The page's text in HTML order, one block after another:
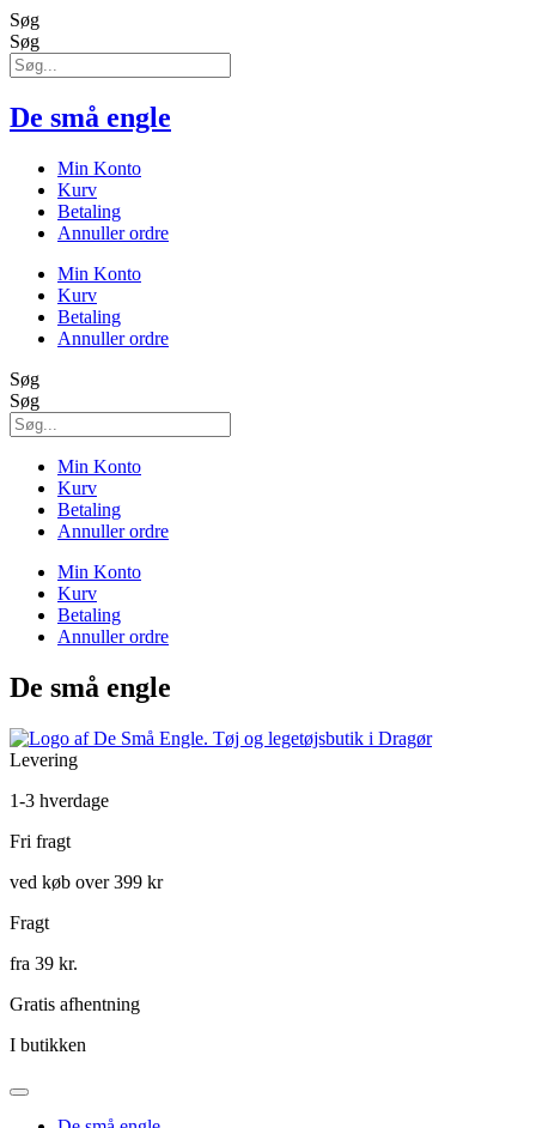
Søg
Søg
De små engle
Min Konto
Kurv
Betaling
Annuller ordre
Min Konto
Kurv
Betaling
Annuller ordre
Søg
Søg
Min Konto
Kurv
Betaling
Annuller ordre
Min Konto
Kurv
Betaling
Annuller ordre
De små engle
Levering
1-3 hverdage
Fri fragt
ved køb over 399 kr
Fragt
fra 39 kr.
Gratis afhentning
I butikken